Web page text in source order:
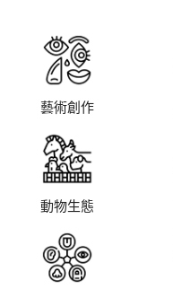
藝術創作
動物生態